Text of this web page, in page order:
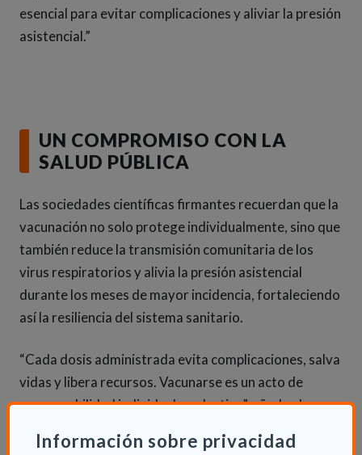
Información sobre privacidad
esencial para evitar complicaciones y aliviar la presión
asistencial.”
UN COMPROMISO CON LA
SALUD PÚBLICA
Las sociedades científicas firmantes recuerdan que la
vacunación no solo protege individualmente, sino que
también reduce la transmisión comunitaria de los
virus respiratorios y alivia la presión asistencial
durante los meses de mayor incidencia, fortaleciendo
así la resiliencia del sistema sanitario.
“Cada dosis administrada evita complicaciones, salva
vidas y libera recursos. Vacunarse es un acto de
responsabilidad individual y colectiva”, añade el
inmunización llegue también a los propios